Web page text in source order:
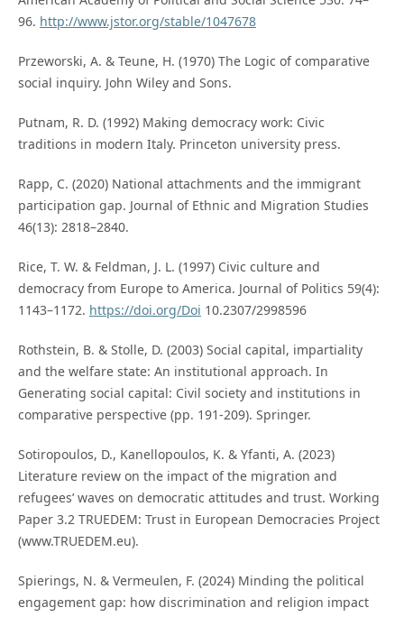
96. http://www.jstor.org/stable/1047678
Przeworski, A. & Teune, H. (1970) The Logic of comparative
social inquiry. John Wiley and Sons.
Putnam, R. D. (1992) Making democracy work: Civic
traditions in modern Italy. Princeton university press.
Rapp, C. (2020) National attachments and the immigrant
participation gap. Journal of Ethnic and Migration Studies
46(13): 2818–2840.
Rice, T. W. & Feldman, J. L. (1997) Civic culture and
democracy from Europe to America. Journal of Politics 59(4):
1143–1172. https://doi.org/Doi 10.2307/2998596
Rothstein, B. & Stolle, D. (2003) Social capital, impartiality
and the welfare state: An institutional approach. In
Generating social capital: Civil society and institutions in
comparative perspective (pp. 191-209). Springer.
Sotiropoulos, D., Kanellopoulos, K. & Yfanti, A. (2023)
Literature review on the impact of the migration and
refugees’ waves on democratic attitudes and trust. Working
Paper 3.2 TRUEDEM: Trust in European Democracies Project
(www.TRUEDEM.eu).
Spierings, N. & Vermeulen, F. (2024) Minding the political
engagement gap: how discrimination and religion impact